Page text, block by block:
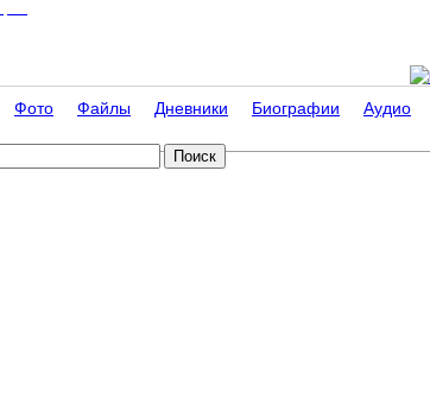
Фото Файлы Дневники Биографии Аудио